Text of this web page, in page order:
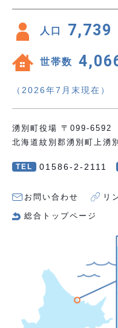
人口 7,739
世帯数
（2026年7月末現在）
湧別町役場 〒099-6592
北海道紋別郡湧別町上湧
TEL 01586-2-2111
お問い合わせ リ
総合トップページ